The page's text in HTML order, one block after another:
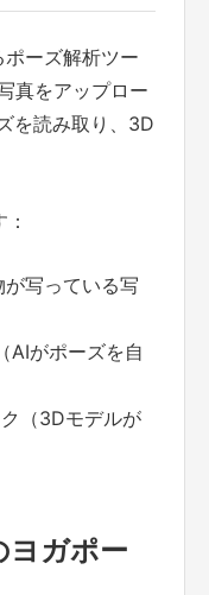
ーズ解析ツー
真をアップロー
を読み取り、3D
が写っている写
AIがポーズを自
（3Dモデルが
ヨガポー